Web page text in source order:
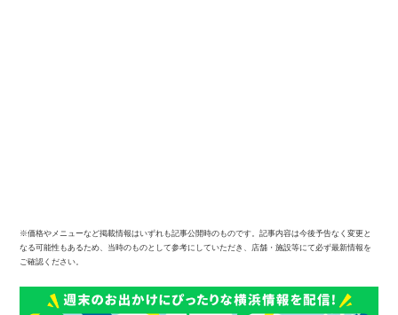
※価格やメニューなど掲載情報はいずれも記事公開時のものです。記事内容は今後予告なく変更と
なる可能性もあるため、当時のものとして参考にしていただき、店舗・施設等にて必ず最新情報を
ご確認ください。